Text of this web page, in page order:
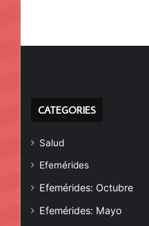
CATEGORIES
Salud
Efemérides
Efemérides: Octubre
Efemérides: Mayo